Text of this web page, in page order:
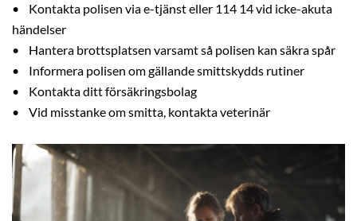
• Kontakta polisen via e-tjänst eller 114 14 vid icke-akuta
händelser
• Hantera brottsplatsen varsamt så polisen kan säkra spår
• Informera polisen om gällande smittskydds rutiner
• Kontakta ditt försäkringsbolag
• Vid misstanke om smitta, kontakta veterinär